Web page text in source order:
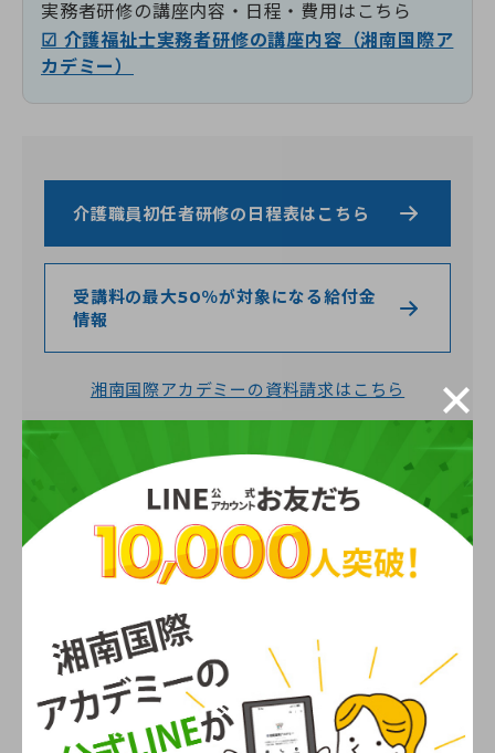
実務者研修の講座内容・日程・費用はこちら
☑ 介護福祉士実務者研修の講座内容（湘南国際ア
カデミー）
介護職員初任者研修の日程表はこちら
受講料の最大50％が対象になる給付金
情報
湘南国際アカデミーの資料請求はこちら
ステップアップに向けた国家資格・上位
基礎を固めたら、国家資格や上位資格を目指すこと
で、専門職としての評価や役割、キャリアの選択肢を
大きく広げられます。上位資格を目指す際は、自分が
「現場でケアを深めたい」のか、「教育やマネジメン